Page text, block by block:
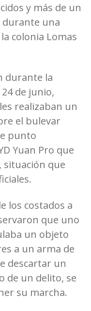
y más de un
durante una
colonia Lomas
durante la
de junio,
realizaban un
el bulevar
punto
Yuan Pro que
situación que
los costados a
que uno
un objeto
a un arma de
descartar un
de un delito, se
su marcha.